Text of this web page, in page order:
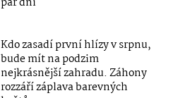
Kdo zasadí první hlízy v srpnu,
bude mít na podzim
nejkrásnější zahradu. Záhony
rozzáří záplava barevných